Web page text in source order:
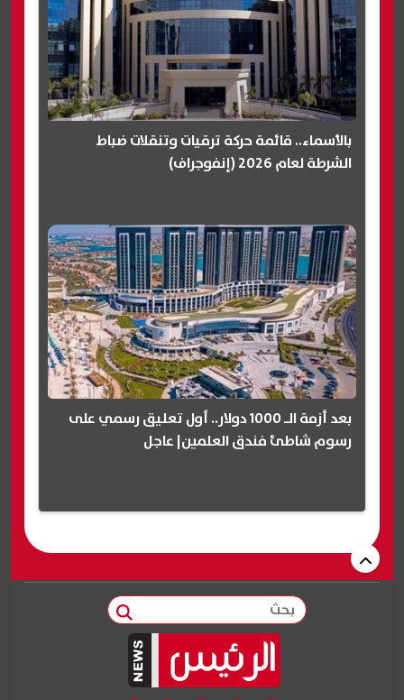
بالأسماء.. قائمة حركة ترقيات وتنقلات ضباط
الشرطة لعام 2026 (إنفوجراف)
بعد أزمة الـ 1000 دولار.. أول تعليق رسمي على
رسوم شاطئ فندق العلمين| عاجل
بحث